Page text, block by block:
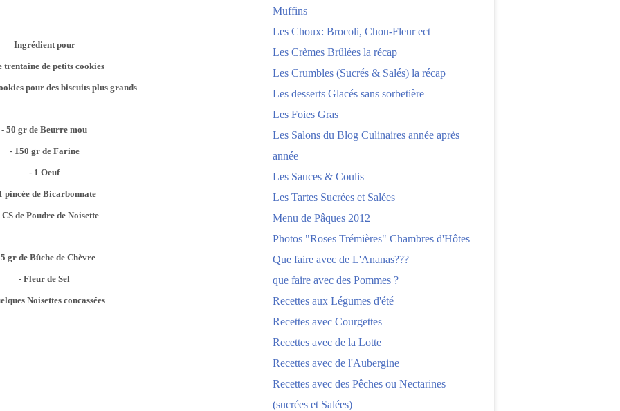
Ingrédient pour
trentaine de petits cookies
pour des biscuits plus grands
- 50 gr de Beurre mou
- 150 gr de Farine
- 1 Oeuf
pincée de Bicarbonnate
CS de Poudre de Noisette
gr de Bûche de Chèvre
- Fleur de Sel
Noisettes concassées
Muffins
Les Choux: Brocoli, Chou-Fleur ect
Les Crèmes Brûlées la récap
Les Crumbles (Sucrés & Salés) la récap
Les desserts Glacés sans sorbetière
Les Foies Gras
Les Salons du Blog Culinaires année après
année
Les Sauces & Coulis
Les Tartes Sucrées et Salées
Menu de Pâques 2012
Photos "Roses Trémières" Chambres d'Hôtes
Que faire avec de L'Ananas???
que faire avec des Pommes ?
Recettes aux Légumes d'été
Recettes avec Courgettes
Recettes avec de la Lotte
Recettes avec de l'Aubergine
Recettes avec des Pêches ou Nectarines
(sucrées et Salées)